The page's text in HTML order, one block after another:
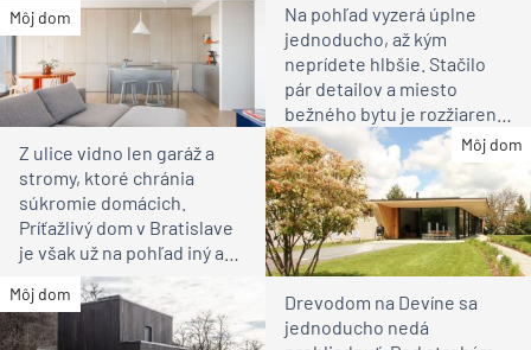
Môj dom
Na pohľad vyzerá úplne
jednoducho, až kým
neprídete hlbšie. Stačilo
pár detailov a miesto
bežného bytu je rozžiarené
bývanie pre rodinu
Môj dom
Z ulice vidno len garáž a
stromy, ktoré chránia
súkromie domácich.
Príťažlivý dom v Bratislave
je však už na pohľad iný ako
susedia
Môj dom
Drevodom na Devíne sa
jednoducho nedá